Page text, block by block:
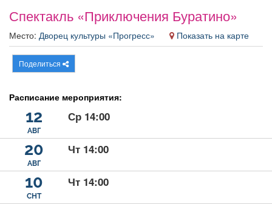
Товары Поздравления
ТВ программа
Спектакль «Приключения Буратино»
Место: Дворец культуры «Прогресс» Показать на карте
Поделиться
Расписание мероприятия:
12
АВГ
Ср 14:00
20
АВГ
Чт 14:00
10
СНТ
Чт 14:00